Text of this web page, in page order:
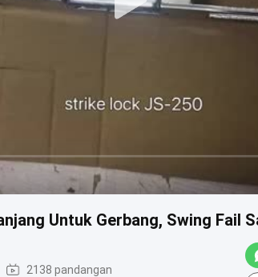
Untuk Gerbang, Swing Fail
2138 pandangan